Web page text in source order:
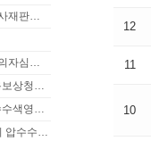
12
11
10
피고인 최후진술 최고진술_형사재판의 변론종결시 피고인이 재판장님께 하는 최종진술 의견내용(36페이지)
고소취하서_상해죄, 구속전피의자심문신청서, 보석신청취하서, 형확정증명원
형사기록검증신청서, 형사비용보상청구서
압수수색검증영장신청서, 압수수색영장신청서
압수물제출명령신청서_검찰이 압수수색을 통해 확보한 압수물대상